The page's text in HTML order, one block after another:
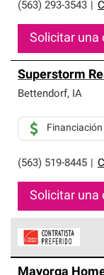
(563) 293-3543
Solicitar una
Superstorm
Bettendorf, IA
(563) 519-8445
Solicitar una